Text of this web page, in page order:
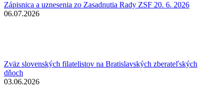
Zápisnica a uznesenia zo Zasadnutia Rady ZSF 20. 6. 2026
06.07.2026
Zväz slovenských filatelistov na Bratislavských zberateľských
dňoch
03.06.2026